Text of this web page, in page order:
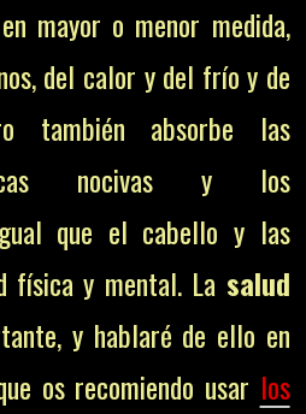
mayor o menor medida,
del calor y del frío y de
también absorbe las
nocivas y los
que el cabello y las
física y mental. La salud
y hablaré de ello en
os recomiendo usar los